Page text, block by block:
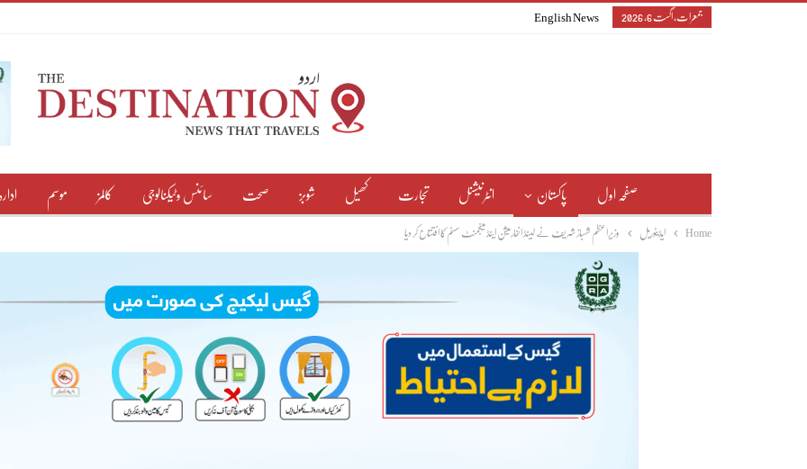
جمعرات, اگست 6, 2026 English News
صفحہ اول پاکستان انٹرنیشنل تجارت کھیل شوبز صحت سائنس وٹیکنالوجی کالمز موسم ادارہ
Home ایڈیٹوریل وزیراعظم شہباز شریف نے لینڈ انفارمیشن اینڈ مینجمنٹ سسٹم کا افتتاح کر دیا